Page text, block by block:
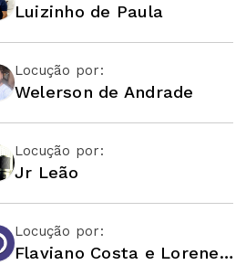
Luizinho de Paula
Locução por:
Welerson de Andrade
Locução por:
Jr Leão
Locução por:
Flaviano Costa e Lorene Pedrosa